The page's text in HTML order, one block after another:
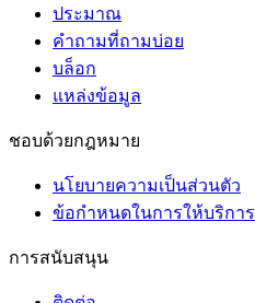
ประมาณ
คำถามที่ถามบ่อย
บล็อก
แหล่งข้อมูล
ชอบด้วยกฎหมาย
นโยบายความเป็นส่วนตัว
ข้อกําหนดในการให้บริการ
การสนับสนุน